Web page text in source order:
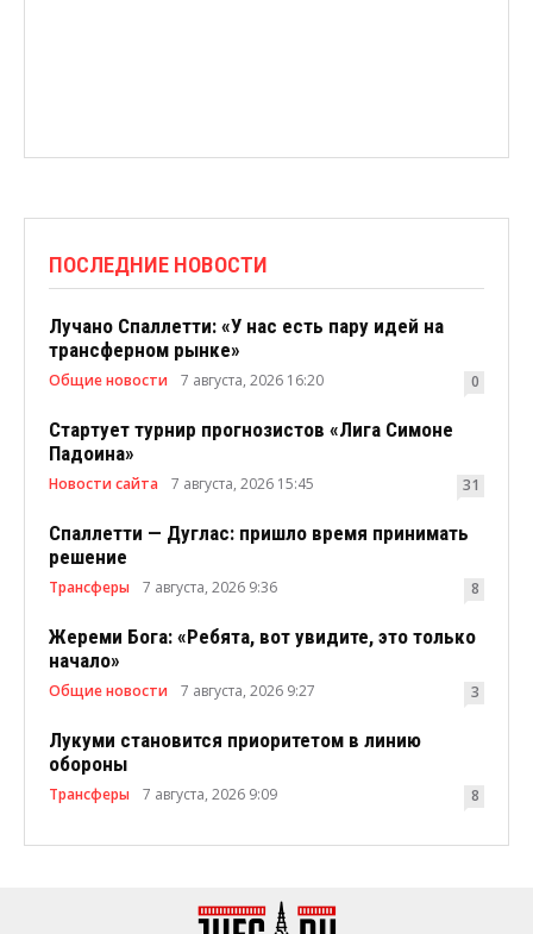
ПОСЛЕДНИЕ НОВОСТИ
Лучано Спаллетти: «У нас есть пару идей на
трансферном рынке»
Общие новости 7 августа, 2026 16:20 0
Стартует турнир прогнозистов «Лига Симоне
Падоина»
Новости сайта 7 августа, 2026 15:45 31
Спаллетти — Дуглас: пришло время принимать
решение
Трансферы 7 августа, 2026 9:36 8
Жереми Бога: «Ребята, вот увидите, это только
начало»
Общие новости 7 августа, 2026 9:27 3
Лукуми становится приоритетом в линию
обороны
Трансферы 7 августа, 2026 9:09 8